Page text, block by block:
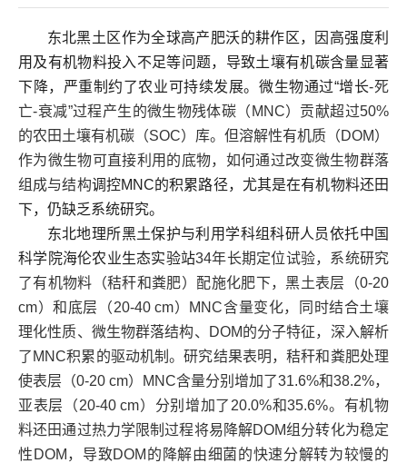
东北黑土区作为全球高产肥沃的耕作区，因高强度利
用及有机物料投入不足等问题，导致土壤有机碳含量显著
下降，严重制约了农业可持续发展。微生物通过“增长-死
亡-衰减”过程产生的微生物残体碳（MNC）贡献超过50%
的农田土壤有机碳（SOC）库。但溶解性有机质（DOM）
作为微生物可直接利用的底物，如何通过改变微生物群落
组成与结构调控MNC的积累路径，尤其是在有机物料还田
下，仍缺乏系统研究。
东北地理所黑土保护与利用学科组科研人员依托中国
科学院海伦农业生态实验站34年长期定位试验，系统研究
了有机物料（秸秆和粪肥）配施化肥下，黑土表层（0-20
cm）和底层（20-40 cm）MNC含量变化，同时结合土壤
理化性质、微生物群落结构、DOM的分子特征，深入解析
了MNC积累的驱动机制。研究结果表明，秸秆和粪肥处理
使表层（0-20 cm）MNC含量分别增加了31.6%和38.2%，
亚表层（20-40 cm）分别增加了20.0%和35.6%。有机物
料还田通过热力学限制过程将易降解DOM组分转化为稳定
性DOM，导致DOM的降解由细菌的快速分解转为较慢的